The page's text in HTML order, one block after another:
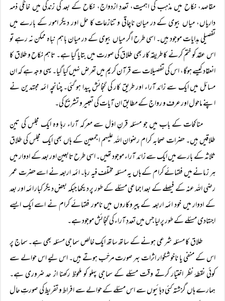
مقاصد، نکاح میں مذہب کی اہمیت، تعددِ ازدواج، نکاح کے بعد کی زندگی میں خانگی ذمہ
داریاں، میاں بیوی کے در میان ناچاقی و تنازعات کا حل اور دیگر امور کے بارے میں
تفصیلی ہدایات موجود ہیں۔ اسی طرح اگر میاں بیوی کے در میان باہم نباه ممکن نہ رہے تو
اس عقد کو ختم کرنے کا طریقہ کار بھی طلاق کی صورت میں بتایا گیا ہے۔ تاہم نکاح و طلاق کا
انعقاد کیسے ہوگا، اس کی تفصیلات سے قرآن کریم میں تعرض نہیں کیا گیا۔ یہی وجہ ہے کہ ان
مسائل میں ایک سے زائد آراء اور طریق کار کی گنجائش پیدا ہو گئی۔ چنانچہ ائمہ مجتہدین نے
اپنے ماحول اور عرف و رواج کے مطابق ان آیات کی تعبیر و تشریح کی۔
مناکحات کے باب میں جو مسئلہ قرنِ اوّل سے معرکہ آراء رہا وہ ایک مجلس کی تین
طلاقیں ہیں۔ حضرات صحابہ کرام رضوان الله علیہم اجمعین کے ہاں بھی ایک مجلس کی طلاق
ثلاثہ کے بارے میں ایک سے زائد آراء موجود تھیں۔ اسی طرح تابعین اور بعد کے ادوار میں
ہر زمانے میں فقہائے کرام کے ہاں یہ مسئلہ مختلف فیہ رہا۔ ائمہ اربعہ نے اسے حضرت عمر
رضی اللہ عنہ کے فیصلے کے بعد اجماعی مسئلے کے طور پر دیکھا جبکہ بعض دیگر کبار ائمہ اور بعد
کے ادوار میں خود ائمہ اربعہ کے پیروکاروں میں نامور فقہائے کرام نے اسے ایک ایسے
اجتہادی مسئلے کے طور پر لیا جس میں تعددِ آراء کی گنجائش موجود ہے۔
طلاق کا مسئلہ شرعی ہونے کے ساتھ ساتھ ایک خالص سماجی مسئلہ بھی ہے۔ سماج پر
اس کے منفی یا ناخوشگوار اثرات بہر صورت مرتّب ہوتے ہیں۔ اس لیے اس حوالے سے
کوئی نقطۂ نظر اختیار کرتے وقت مسئلے کے سماجی پہلو کو ملحوظ رکھنا از حد ضروری ہے۔
ہمارے ہاں گزشتہ کئی دہائیوں سے اس مسئلے کے حوالے سے افراط و تفریط کی صورتِ حال